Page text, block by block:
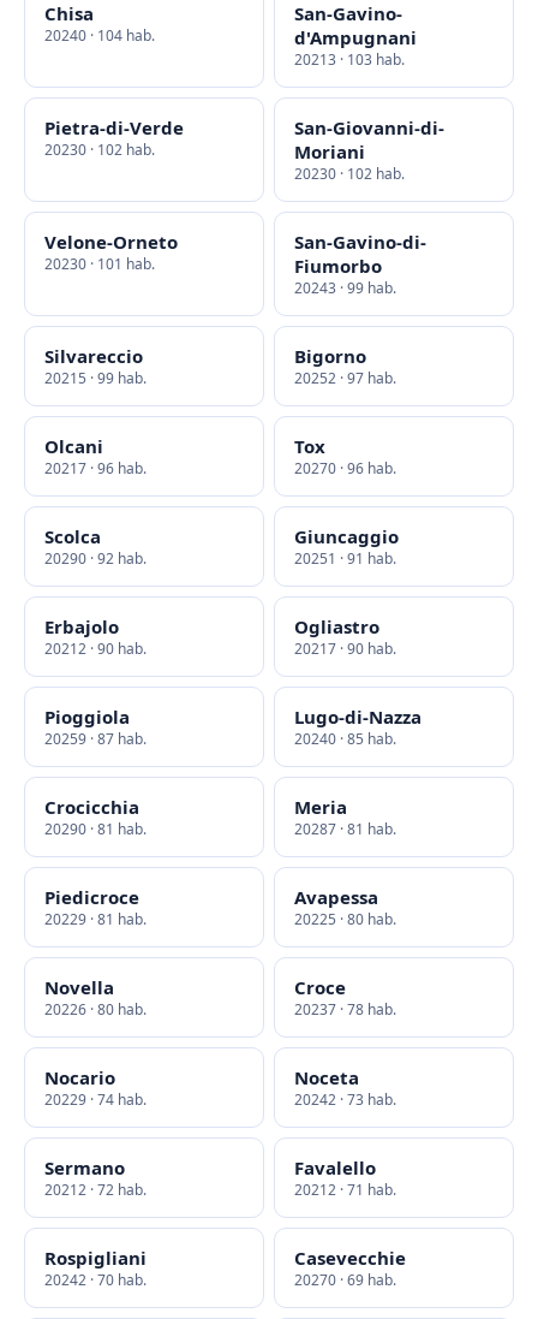
Chisa
20240 · 104 hab.
San-Gavino-
d'Ampugnani
20213 · 103 hab.
Pietra-di-Verde
20230 · 102 hab.
San-Giovanni-di-
Moriani
20230 · 102 hab.
Velone-Orneto
20230 · 101 hab.
San-Gavino-di-
Fiumorbo
20243 · 99 hab.
Silvareccio
20215 · 99 hab.
Bigorno
20252 · 97 hab.
Olcani
20217 · 96 hab.
Tox
20270 · 96 hab.
Scolca
20290 · 92 hab.
Giuncaggio
20251 · 91 hab.
Erbajolo
20212 · 90 hab.
Ogliastro
20217 · 90 hab.
Pioggiola
20259 · 87 hab.
Lugo-di-Nazza
20240 · 85 hab.
Crocicchia
20290 · 81 hab.
Meria
20287 · 81 hab.
Piedicroce
20229 · 81 hab.
Avapessa
20225 · 80 hab.
Novella
20226 · 80 hab.
Croce
20237 · 78 hab.
Nocario
20229 · 74 hab.
Noceta
20242 · 73 hab.
Sermano
20212 · 72 hab.
Favalello
20212 · 71 hab.
Rospigliani
20242 · 70 hab.
Casevecchie
20270 · 69 hab.